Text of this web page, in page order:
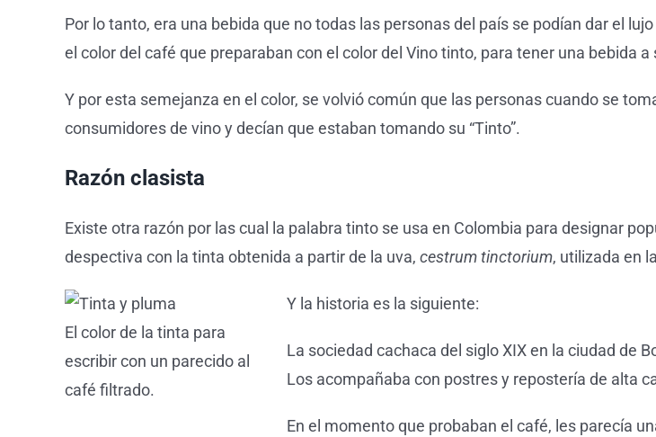
Por lo tanto, era una bebida que no todas las personas del país se podían dar el
el color del café que preparaban con el color del Vino tinto, para tener una bebida
Y por esta semejanza en el color, se volvió común que las personas cuando se
consumidores de vino y decían que estaban tomando su “Tinto”.
Razón clasista
Existe otra razón por las cual la palabra tinto se usa en Colombia para designar
despectiva con la tinta obtenida a partir de la uva, cestrum tinctorium, utilizada en
El color de la tinta para
escribir con un parecido al
café filtrado.
Y la historia es la siguiente:
La sociedad cachaca del siglo XIX en la ciudad de
Los acompañaba con postres y repostería de alta
En el momento que probaban el café, les parecía